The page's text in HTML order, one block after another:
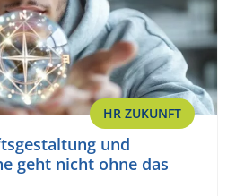
HR ZUKUNFT
und
geht nicht ohne das